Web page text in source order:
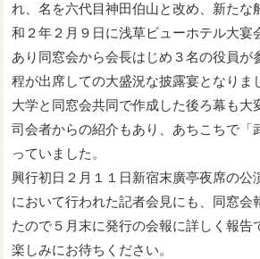
れ、名を六代目神田伯山と改め、新たな
和２年２月９日に浅草ビューホテル大宴
あり同窓会から会長はじめ３名の役員が
程が出席しての大盛況な披露宴となりま
大学と同窓会共同で作成した後ろ幕も大
司会者からの紹介もあり、あちこちで「
っていました。
興行初日２月１１日新宿末廣亭夜席の公
において行われた記者会見にも、同窓会
たので５月末に発行の会報に詳しく報告
楽しみにお待ちください。